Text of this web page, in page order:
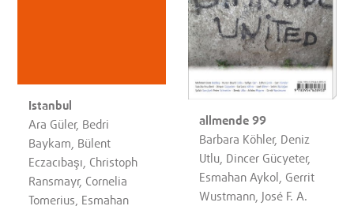
Istanbul
Ara Güler, Bedri
Baykam, Bülent
Eczacıbaşı, Christoph
Ransmayr, Cornelia
Tomerius, Esmahan
allmende 99
Barbara Köhler, Deniz
Utlu, Dincer Gücyeter,
Esmahan Aykol, Gerrit
Wustmann, José F. A.